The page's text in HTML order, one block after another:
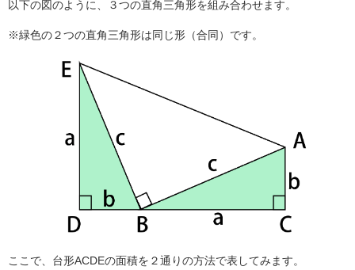
以下の図のように、３つの直角三角形を組み合わせます。
※緑色の２つの直角三角形は同じ形（合同）です。
ここで、台形ACDEの面積を２通りの方法で表してみます。